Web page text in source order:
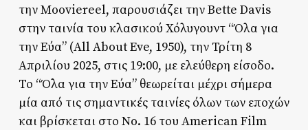
την Mooviereel, παρουσιάζει την Bette Davis
στην ταινία του κλασικού Χόλυγουντ “Όλα για
την Εύα” (All About Eve, 1950), την Τρίτη 8
Απριλίου 2025, στις 19:00, με ελεύθερη είσοδο.
Το “Όλα για την Εύα” θεωρείται μέχρι σήμερα
μία από τις σημαντικές ταινίες όλων των εποχών
και βρίσκεται στο No. 16 του American Film